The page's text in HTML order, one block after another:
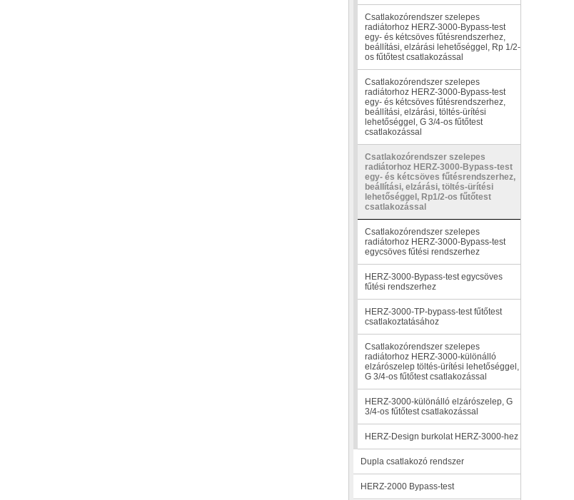
Csatlakozórendszer szelepes
radiátorhoz HERZ-3000-Bypass-test
egy- és kétcsöves fűtésrendszerhez,
beállítási, elzárási lehetőséggel, Rp 1/2-
os fűtőtest csatlakozással
Csatlakozórendszer szelepes
radiátorhoz HERZ-3000-Bypass-test
egy- és kétcsöves fűtésrendszerhez,
beállítási, elzárási, töltés-ürítési
lehetőséggel, G 3/4-os fűtőtest
csatlakozással
Csatlakozórendszer szelepes
radiátorhoz HERZ-3000-Bypass-test
egy- és kétcsöves fűtésrendszerhez,
beállítási, elzárási, töltés-ürítési
lehetőséggel, Rp1/2-os fűtőtest
csatlakozással
Csatlakozórendszer szelepes
radiátorhoz HERZ-3000-Bypass-test
egycsöves fűtési rendszerhez
HERZ-3000-Bypass-test egycsöves
fűtési rendszerhez
HERZ-3000-TP-bypass-test fűtőtest
csatlakoztatásához
Csatlakozórendszer szelepes
radiátorhoz HERZ-3000-különálló
elzárószelep töltés-ürítési lehetőséggel,
G 3/4-os fűtőtest csatlakozással
HERZ-3000-különálló elzárószelep, G
3/4-os fűtőtest csatlakozással
HERZ-Design burkolat HERZ-3000-hez
Dupla csatlakozó rendszer
HERZ-2000 Bypass-test